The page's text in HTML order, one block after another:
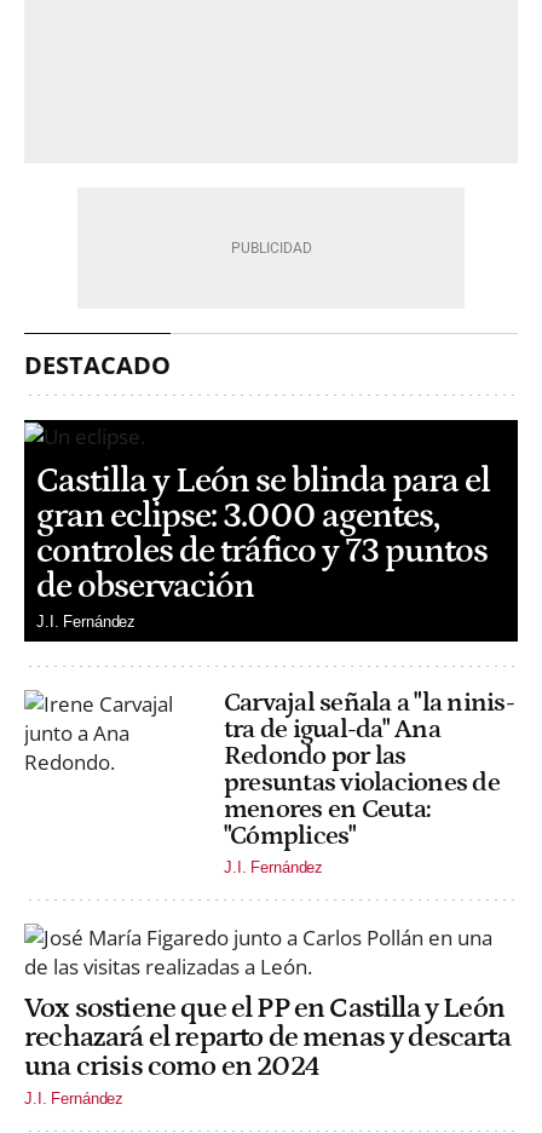
DESTACADO
Castilla y León se blinda para el
gran eclipse: 3.000 agentes,
controles de tráfico y 73 puntos
de observación
J.I. Fernández
Carvajal señala a "la ninis-
tra de igual-da" Ana
Redondo por las
presuntas violaciones de
menores en Ceuta:
"Cómplices"
J.I. Fernández
Vox sostiene que el PP en Castilla y León
rechazará el reparto de menas y descarta
una crisis como en 2024
J.I. Fernández